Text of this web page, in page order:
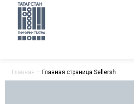
Главная — Главная страница Sellersh